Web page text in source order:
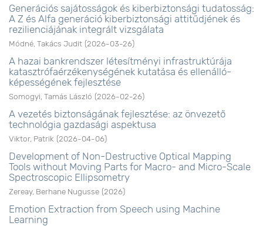
Generációs sajátosságok és kiberbiztonsági tudatosság:
A Z és Alfa generáció kiberbiztonsági attitűdjének és
rezilienciájának integrált vizsgálata
Módné, Takács Judit (2026-03-26)
A hazai bankrendszer létesítményi infrastruktúrája
katasztrófaérzékenységének kutatása és ellenálló-
képességének fejlesztése
Somogyi, Tamás László (2026-02-26)
A vezetés biztonságának fejlesztése: az önvezető
technológia gazdasági aspektusa
Viktor, Patrik (2026-04-06)
Development of Non-Destructive Optical Mapping
Tools without Moving Parts for Macro- and Micro-Scale
Spectroscopic Ellipsometry
Zereay, Berhane Nugusse (2026)
Emotion Extraction from Speech using Machine
Learning